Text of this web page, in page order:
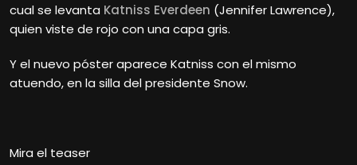
cual se levanta Katniss Everdeen (Jennifer Lawrence),
quien viste de rojo con una capa gris.
Y el nuevo póster aparece Katniss con el mismo
atuendo, en la silla del presidente Snow.
Mira el teaser